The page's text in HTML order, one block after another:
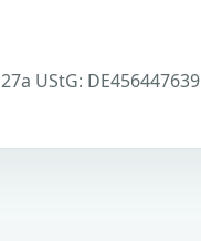
UStG: DE456447639